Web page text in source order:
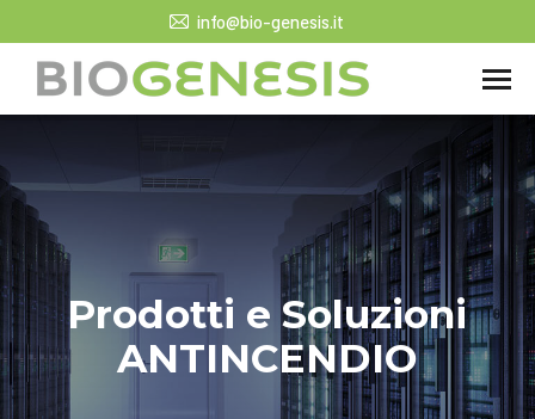
info@bio-genesis.it
Prodotti e Soluzioni
ANTINCENDIO